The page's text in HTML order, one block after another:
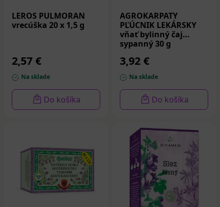
LEROS PULMORAN
vrecúška 20 x 1,5 g
2,57 €
Na sklade
Do košíka
AGROKARPATY
PĽÚCNIK LEKÁRSKY
vňať bylinný čaj
sypanný 30 g
3,92 €
Na sklade
Do košíka